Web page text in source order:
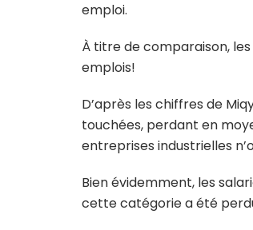
emploi.
À titre de comparaison,
emplois!
D’après les chiffres de
touchées, perdant en
entreprises industrielles
Bien évidemment, les
cette catégorie a été